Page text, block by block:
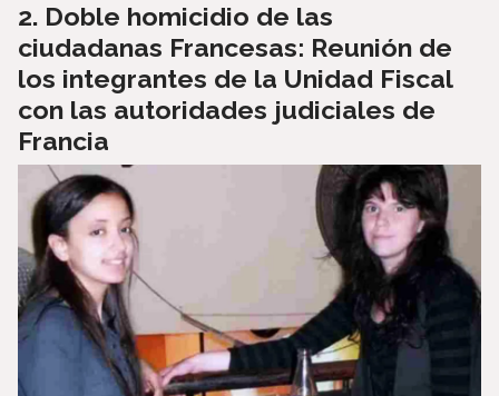
Doble homicidio de las
ciudadanas Francesas: Reunión de
los integrantes de la Unidad Fiscal
con las autoridades judiciales de
Francia